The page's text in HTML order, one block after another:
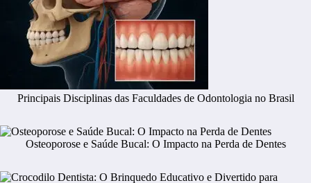
Principais Disciplinas das Faculdades de Odontologia no Brasil
Osteoporose e Saúde Bucal: O Impacto na Perda de Dentes